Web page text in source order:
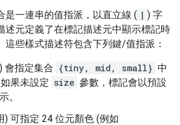
是一連串的值指派，以直立線 ( | ) 字
述元定義了在標記描述元中顯示標記時
這些樣式描述符包含下列鍵/值指派：
會指定集合 {tiny, mid, small} 中
果未設定 size 參數，標記會以預設
。
) 可指定 24 位元顏色 (例如